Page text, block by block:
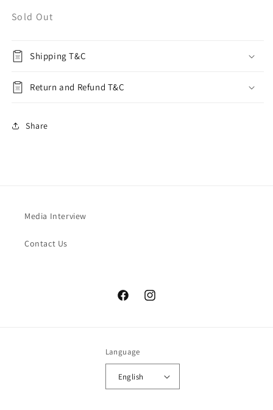
Sold Out
Shipping T&C
Return and Refund T&C
Share
Media Interview
Contact Us
FacebookInstagram
Language
English